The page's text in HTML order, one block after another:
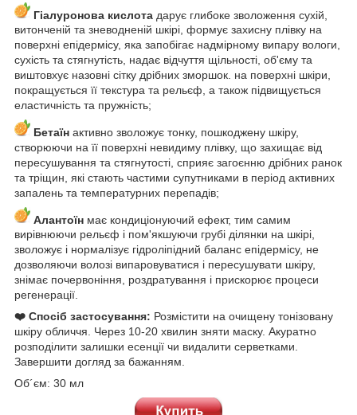
Гіалуронова кислота дарує глибоке зволоження сухій,
витонченій та зневодненій шкірі, формує захисну плівку на
поверхні епідермісу, яка запобігає надмірному випару вологи,
сухість та стягнутість, надає відчуття щільності, об'єму та
виштовхує назовні сітку дрібних зморшок. на поверхні шкіри,
покращується її текстура та рельєф, а також підвищується
еластичність та пружність;
Бетаїн активно зволожує тонку, пошкоджену шкіру,
створюючи на її поверхні невидиму плівку, що захищає від
пересушування та стягнутості, сприяє загоєнню дрібних ранок
та тріщин, які стають частими супутниками в період активних
запалень та температурних перепадів;
Алантоїн має кондиціонуючий ефект, тим самим
вирівнюючи рельєф і пом'якшуючи грубі ділянки на шкірі,
зволожує і нормалізує гідроліпідний баланс епідермісу, не
дозволяючи волозі випаровуватися і пересушувати шкіру,
знімає почервоніння, роздратування і прискорює процеси
регенерації.
❤️ Спосіб застосування: Розмістити на очищену тонізовану
шкіру обличчя. Через 10-20 хвилин зняти маску. Акуратно
розподілити залишки есенції чи видалити серветками.
Завершити догляд за бажанням.
Об´єм: 30 мл